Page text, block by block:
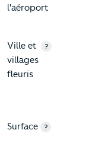
l'aéroport
Ville et
villages
fleuris
?
Surface ?